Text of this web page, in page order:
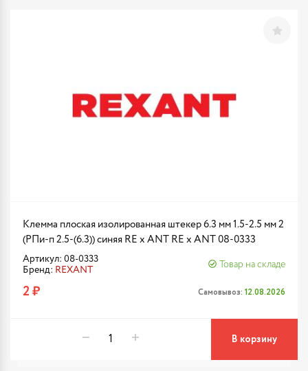
Клемма плоская изолированная штекер 6.3 мм 1.5-2.5 мм 2
(РПи-п 2.5-(6.3)) синяя RE x ANT RE x ANT 08-0333
Артикул: 08-0333
Бренд: REXANT
Товар на складе
2 ₽ Самовывоз: 12.08.2026
В корзину